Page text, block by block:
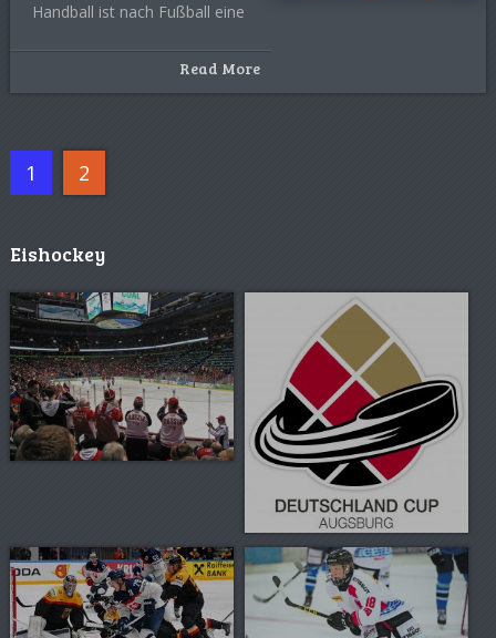
Handball ist nach Fußball eine
Read More
1 2
Eishockey